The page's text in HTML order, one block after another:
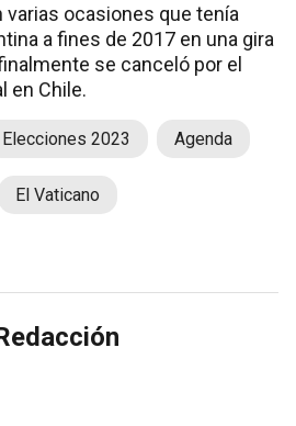
varias ocasiones que tenía
a fines de 2017 en una gira
se canceló por el
en Chile.
Elecciones 2023 Agenda
El Vaticano